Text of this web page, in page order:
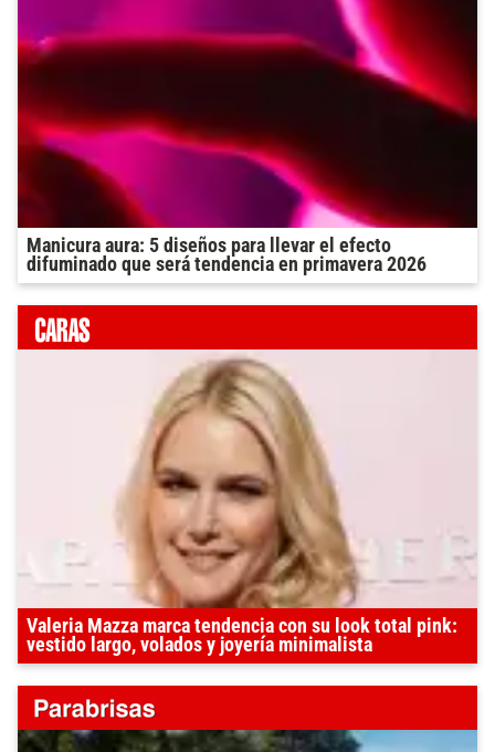
Manicura aura: 5 diseños para llevar el efecto
difuminado que será tendencia en primavera 2026
Valeria Mazza marca tendencia con su look total pink:
vestido largo, volados y joyería minimalista